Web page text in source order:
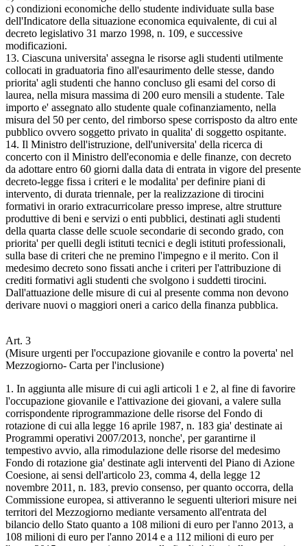
c) condizioni economiche dello studente individuate sulla base
dell'Indicatore della situazione economica equivalente, di cui al
decreto legislativo 31 marzo 1998, n. 109, e successive
modificazioni.
13. Ciascuna universita' assegna le risorse agli studenti utilmente
collocati in graduatoria fino all'esaurimento delle stesse, dando
priorita' agli studenti che hanno concluso gli esami del corso di
laurea, nella misura massima di 200 euro mensili a studente. Tale
importo e' assegnato allo studente quale cofinanziamento, nella
misura del 50 per cento, del rimborso spese corrisposto da altro ente
pubblico ovvero soggetto privato in qualita' di soggetto ospitante.
14. Il Ministro dell'istruzione, dell'universita' della ricerca di
concerto con il Ministro dell'economia e delle finanze, con decreto
da adottare entro 60 giorni dalla data di entrata in vigore del presente
decreto-legge fissa i criteri e le modalita' per definire piani di
intervento, di durata triennale, per la realizzazione di tirocini
formativi in orario extracurricolare presso imprese, altre strutture
produttive di beni e servizi o enti pubblici, destinati agli studenti
della quarta classe delle scuole secondarie di secondo grado, con
priorita' per quelli degli istituti tecnici e degli istituti professionali,
sulla base di criteri che ne premino l'impegno e il merito. Con il
medesimo decreto sono fissati anche i criteri per l'attribuzione di
crediti formativi agli studenti che svolgono i suddetti tirocini.
Dall'attuazione delle misure di cui al presente comma non devono
derivare nuovi o maggiori oneri a carico della finanza pubblica.
Art. 3
(Misure urgenti per l'occupazione giovanile e contro la poverta' nel
Mezzogiorno- Carta per l'inclusione)
1. In aggiunta alle misure di cui agli articoli 1 e 2, al fine di favorire
l'occupazione giovanile e l'attivazione dei giovani, a valere sulla
corrispondente riprogrammazione delle risorse del Fondo di
rotazione di cui alla legge 16 aprile 1987, n. 183 gia' destinate ai
Programmi operativi 2007/2013, nonche', per garantirne il
tempestivo avvio, alla rimodulazione delle risorse del medesimo
Fondo di rotazione gia' destinate agli interventi del Piano di Azione
Coesione, ai sensi dell'articolo 23, comma 4, della legge 12
novembre 2011, n. 183, previo consenso, per quanto occorra, della
Commissione europea, si attiveranno le seguenti ulteriori misure nei
territori del Mezzogiorno mediante versamento all'entrata del
bilancio dello Stato quanto a 108 milioni di euro per l'anno 2013, a
108 milioni di euro per l'anno 2014 e a 112 milioni di euro per